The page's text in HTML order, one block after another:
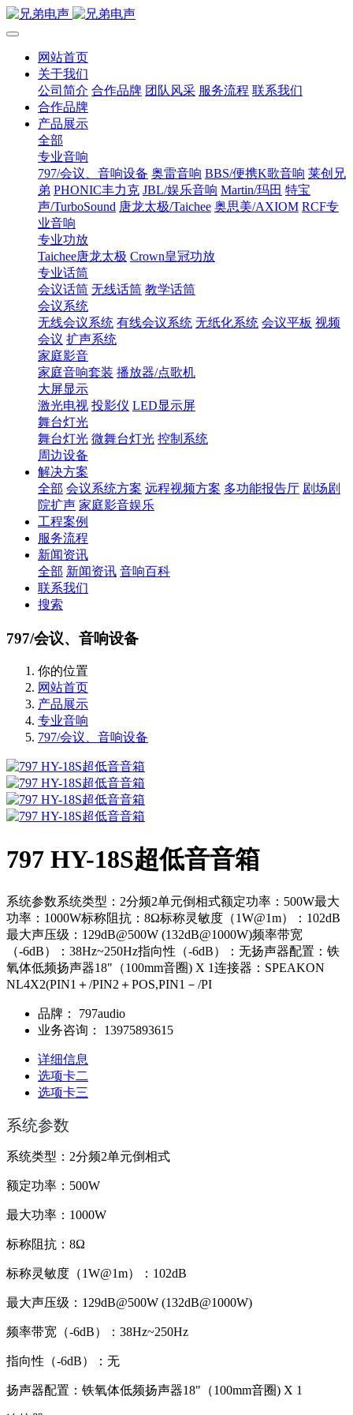
网站首页
关于我们
公司简介 合作品牌 团队风采 服务流程 联系我们
合作品牌
产品展示
全部
专业音响
797/会议、音响设备 奥雷音响 BBS/便携K歌音响 莱创兄
弟 PHONIC丰力克 JBL/娱乐音响 Martin/玛田 特宝
声/TurboSound 唐龙太极/Taichee 奥思美/AXIOM RCF专
业音响
专业功放
Taichee唐龙太极 Crown皇冠功放
专业话筒
会议话筒 无线话筒 教学话筒
会议系统
无线会议系统 有线会议系统 无纸化系统 会议平板 视频
会议 扩声系统
家庭影音
家庭音响套装 播放器/点歌机
大屏显示
激光电视 投影仪 LED显示屏
舞台灯光
舞台灯光 微舞台灯光 控制系统
周边设备
解决方案
全部 会议系统方案 远程视频方案 多功能报告厅 剧场剧
院扩声 家庭影音娱乐
工程案例
服务流程
新闻资讯
全部 新闻资讯 音响百科
联系我们
搜索
797/会议、音响设备
你的位置
网站首页
产品展示
专业音响
797/会议、音响设备
797 HY-18S超低音音箱
系统参数系统类型：2分频2单元倒相式额定功率：500W最大
功率：1000W标称阻抗：8Ω标称灵敏度（1W@1m）：102dB
最大声压级：129dB@500W (132dB@1000W)频率带宽
（-6dB）：38Hz~250Hz指向性（-6dB）：无扬声器配置：铁
氧体低频扬声器18"（100mm音圈) X 1连接器：SPEAKON
NL4X2(PIN1＋/PIN2＋POS,PIN1－/PI
品牌：
797audio
业务咨询：
13975893615
详细信息
选项卡二
选项卡三
系统参数
系统类型：2分频2单元倒相式
额定功率：500W
最大功率：1000W
标称阻抗：8Ω
标称灵敏度（1W@1m）：102dB
最大声压级：129dB@500W (132dB@1000W)
频率带宽（-6dB）：38Hz~250Hz
指向性（-6dB）：无
扬声器配置：铁氧体低频扬声器18"（100mm音圈) X 1